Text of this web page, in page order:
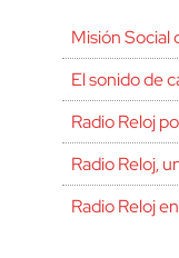
Misión Social
El sonido de
Radio Reloj
Radio Reloj,
Radio Reloj